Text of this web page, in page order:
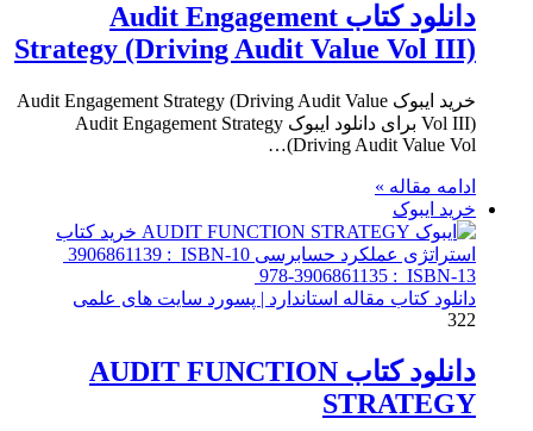
دانلود کتاب Audit Engagement
Strategy (Driving Audit Value Vol III)
خرید ایبوک Audit Engagement Strategy (Driving Audit Value
Vol III) برای دانلود ایبوک Audit Engagement Strategy
(Driving Audit Value Vol…
ادامه مقاله »
خرید ایبوک
دانلود کتاب مقاله استاندارد | پسورد سایت های علمی
322
دانلود کتاب AUDIT FUNCTION
STRATEGY